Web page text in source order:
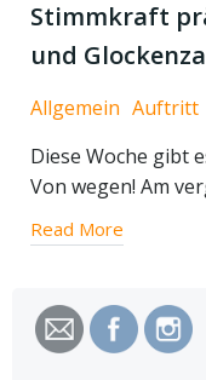
Stimmkraft
und
Allgemein Auftritt
Diese Woche gibt
Von wegen! Am
Read More